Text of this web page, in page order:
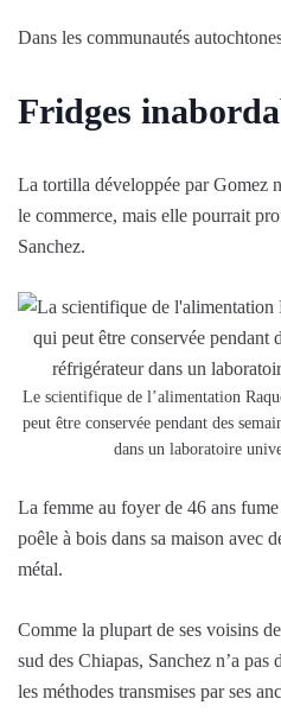
Dans les communautés
Fridges
La tortilla développée par Gomez
le commerce, mais elle pourrait
Sanchez.
Le scientifique de l’alimentation
peut être conservée pendant des
dans un laboratoire
La femme au foyer de 46 ans
poêle à bois dans sa maison avec
métal.
Comme la plupart de ses voisins
sud des Chiapas, Sanchez n’a
les méthodes transmises par ses